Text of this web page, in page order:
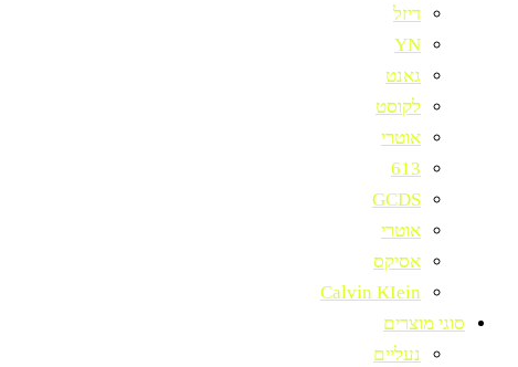
דיזל
YN
גאנט
לקוסט
אוטרי
613
GCDS
אוטרי
אסיקס
Calvin KIein
סוגי מוצרים
נעליים